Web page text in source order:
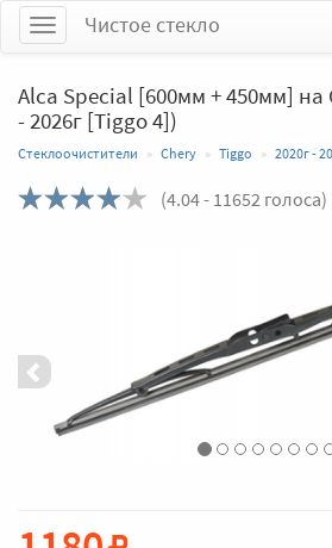
МенюЧистое стекло
Alca Special [600мм + 450мм] на
- 2026г [Tiggo 4])
Стеклоочистители Chery Tiggo 2020г -
(4.04- 11652 голоса)